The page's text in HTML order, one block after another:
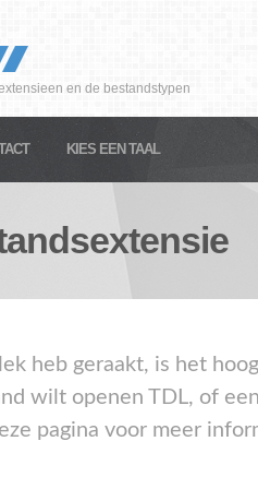
en de bestandstypen
KIES EEN TAAL
heb geraakt, is het
wilt openen TDL, of
pagina voor meer